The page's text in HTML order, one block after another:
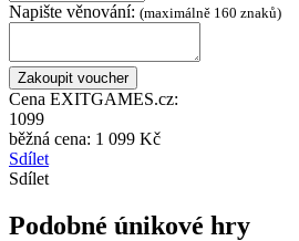
Napište věnování: (maximálně 160 znaků)
Cena EXITGAMES.cz:
1099
běžná cena: 1 099 Kč
Sdílet
Sdílet
Podobné únikové hry